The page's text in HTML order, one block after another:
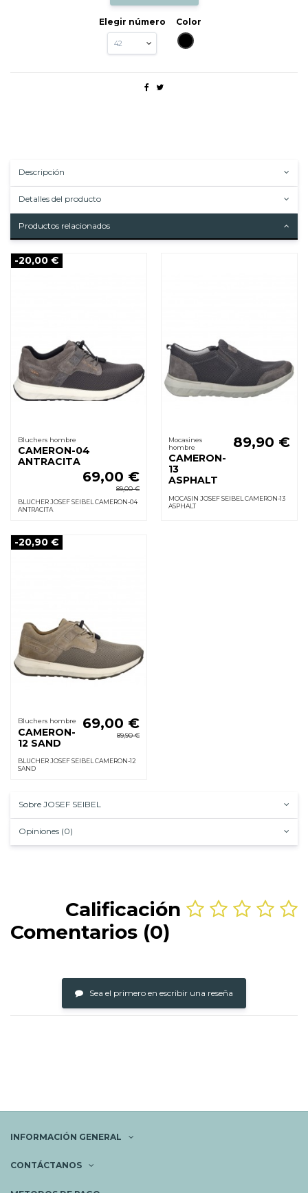
Elegir número
Color
NEGRO
Descripción
Detalles del producto
Productos relacionados
-20,00 €
Bluchers hombre
CAMERON-04
ANTRACITA
69,00 €
89,00 €
BLUCHER JOSEF SEIBEL CAMERON-04
ANTRACITA
Mocasines
hombre
CAMERON-
13
ASPHALT
89,90 €
MOCASIN JOSEF SEIBEL CAMERON-13
ASPHALT
-20,90 €
Bluchers hombre
CAMERON-
12 SAND
69,00 €
89,90 €
BLUCHER JOSEF SEIBEL CAMERON-12
SAND
Sobre JOSEF SEIBEL
Opiniones (0)
Calificación
Comentarios (0)
Sea el primero en escribir una reseña
INFORMACIÓN GENERAL
CONTÁCTANOS